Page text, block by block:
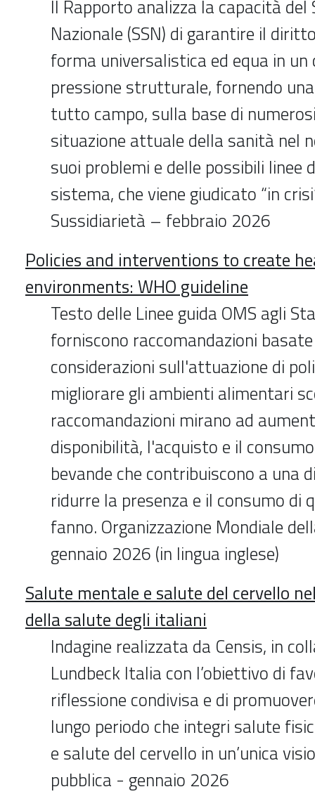
Il Rapporto analizza la capacità del
Nazionale (SSN) di garantire il
forma universalistica ed equa in
pressione strutturale, fornendo
tutto campo, sulla base di
situazione attuale della sanità nel
suoi problemi e delle possibili linee
sistema, che viene giudicato “in
Sussidiarietà – febbraio 2026
Policies and interventions to create
environments: WHO guideline
Testo delle Linee guida OMS agli
forniscono raccomandazioni
considerazioni sull'attuazione di
migliorare gli ambienti alimentari
raccomandazioni mirano ad
disponibilità, l'acquisto e il
bevande che contribuiscono a una
ridurre la presenza e il consumo di
fanno. Organizzazione Mondiale
gennaio 2026 (in lingua inglese)
Salute mentale e salute del cervello
della salute degli italiani
Indagine realizzata da Censis, in
Lundbeck Italia con l’obiettivo di
riflessione condivisa e di
lungo periodo che integri salute
e salute del cervello in un’unica
pubblica - gennaio 2026